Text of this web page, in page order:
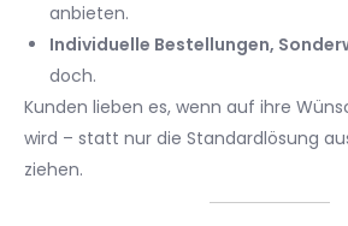
anbieten.
Individuelle Bestellungen,
doch.
Kunden lieben es, wenn auf ihre
wird – statt nur die Standardlösung
ziehen.